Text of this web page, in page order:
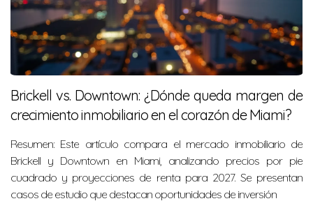
Brickell vs. Downtown: ¿Dónde queda margen de
crecimiento inmobiliario en el corazón de Miami?
Resumen: Este artículo compara el mercado inmobiliario de
Brickell y Downtown en Miami, analizando precios por pie
cuadrado y proyecciones de renta para 2027. Se presentan
casos de estudio que destacan oportunidades de inversión